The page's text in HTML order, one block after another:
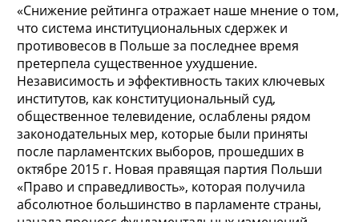
«Снижение рейтинга отражает наше мнение о том,
что система институциональных сдержек и
противовесов в Польше за последнее время
претерпела существенное ухудшение.
Независимость и эффективность таких ключевых
институтов, как конституциональный суд,
общественное телевидение, ослаблены рядом
законодательных мер, которые были приняты
после парламентских выборов, прошедших в
октябре 2015 г. Новая правящая партия Польши
«Право и справедливость», которая получила
абсолютное большинство в парламенте страны,